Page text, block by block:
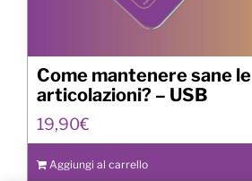
Come mantenere sane le
articolazioni? – USB
19,90€
Aggiungi al carrello